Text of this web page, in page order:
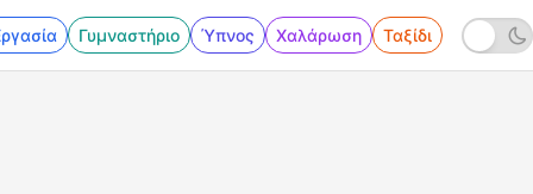
Γυμναστήριο Ύπνος Χαλάρωση Ταξίδι